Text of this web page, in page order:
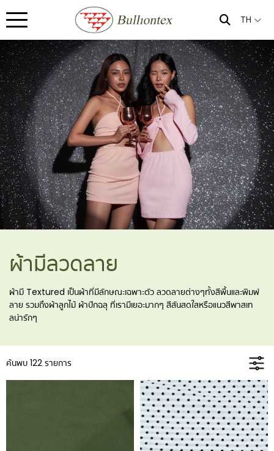
TH
ผ้ามีลวดลาย
ผ้ามี Textured เป็นผ้าที่มีลักษณะเฉพาะตัว ลวดลายต่างๆทั้งสีพื้นและพิมพ์
ลาย รวมถึงผ้าลูกไม้ ผ้าปักฉลุ ที่เรามีเยอะมากๆ สีสันสดใสหรือแนวสีพาสเท
ลน่ารักๆ
ค้นพบ 122 รายการ